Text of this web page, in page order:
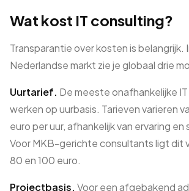
Wat kost IT consulting?
Transparantie over kosten is belangrijk.
Nederlandse markt zie je globaal drie
Uurtarief. De meeste onafhankelijke
werken op uurbasis. Tarieven varieren
euro per uur, afhankelijk van ervaring en
Voor MKB-gerichte consultants ligt dit
80 en 100 euro.
Projectbasis. Voor een afgebakend